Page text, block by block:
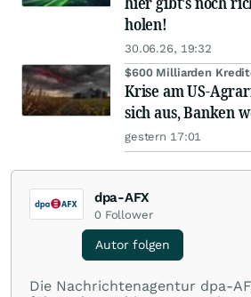
holen!
30.06.26, 19:32
$600 Milliarden
Krise am US-
sich aus, Banken
gestern 17:01
dpa-AFX
0 Follower
Autor folgen
Die Nachrichtenagentur dpa-